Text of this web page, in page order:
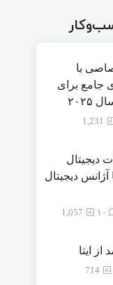
با
جامع برای
1,231
دیجیتال
آژانس دیجیتال
1,057
ایتا
714